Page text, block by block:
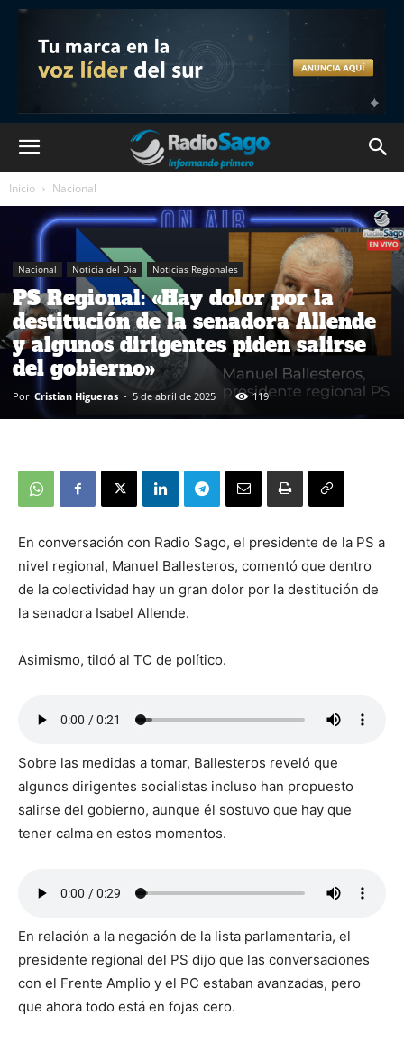
Inicio Nacional
Nacional Noticia del Día Noticias Regionales
PS Regional: «Hay dolor por la
destitución de la senadora Allende
y algunos dirigentes piden salirse
del gobierno»
Por Cristian Higueras - 5 de abril de 2025 119
En conversación con Radio Sago, el presidente de la PS a
nivel regional, Manuel Ballesteros, comentó que dentro
de la colectividad hay un gran dolor por la destitución de
la senadora Isabel Allende.
Asimismo, tildó al TC de político.
Sobre las medidas a tomar, Ballesteros reveló que
algunos dirigentes socialistas incluso han propuesto
salirse del gobierno, aunque él sostuvo que hay que
tener calma en estos momentos.
En relación a la negación de la lista parlamentaria, el
presidente regional del PS dijo que las conversaciones
con el Frente Amplio y el PC estaban avanzadas, pero
que ahora todo está en fojas cero.